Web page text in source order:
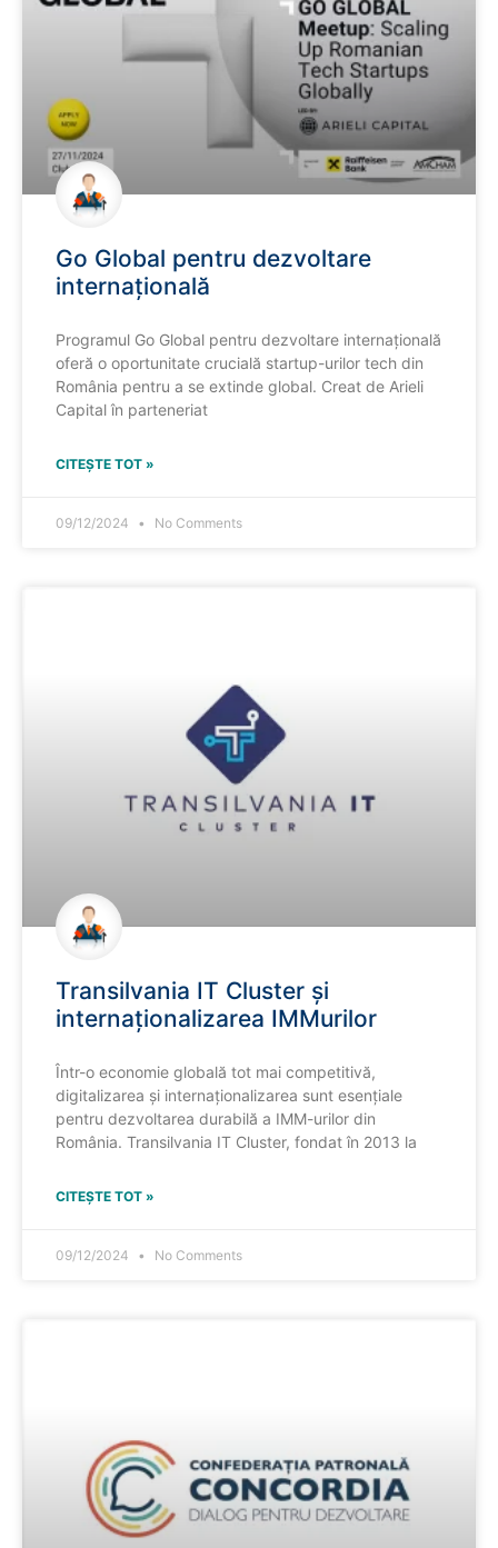
Go Global pentru dezvoltare
internațională
Programul Go Global pentru dezvoltare internațională
oferă o oportunitate crucială startup-urilor tech din
România pentru a se extinde global. Creat de Arieli
Capital în parteneriat
CITEȘTE TOT »
09/12/2024 No Comments
Transilvania IT Cluster și
internaționalizarea IMMurilor
Într-o economie globală tot mai competitivă,
digitalizarea și internaționalizarea sunt esențiale
pentru dezvoltarea durabilă a IMM-urilor din
România. Transilvania IT Cluster, fondat în 2013 la
CITEȘTE TOT »
09/12/2024 No Comments